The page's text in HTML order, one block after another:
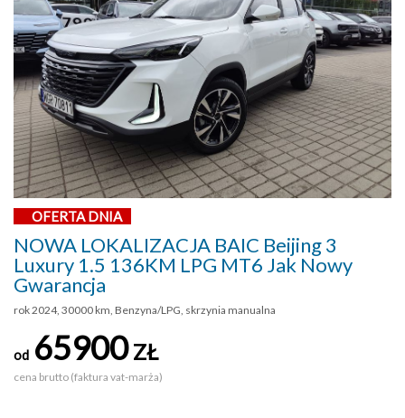
OFERTA DNIA
NOWA LOKALIZACJA BAIC Beijing 3
Luxury 1.5 136KM LPG MT6 Jak Nowy
Gwarancja
rok 2024, 30000 km, Benzyna/LPG, skrzynia manualna
od 65900ZŁ
cena brutto (faktura vat-marża)